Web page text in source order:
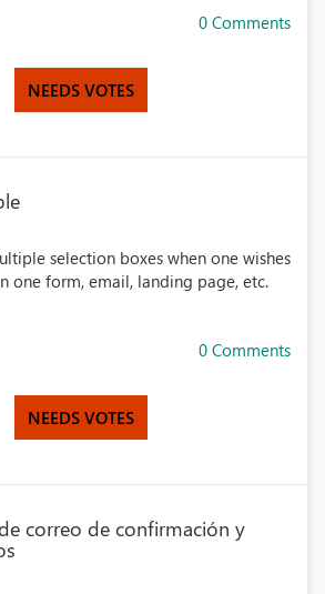
0 Comments
NEEDS VOTES
selection boxes when one wishes
one form, email, landing page, etc.
0 Comments
NEEDS VOTES
correo de confirmación y